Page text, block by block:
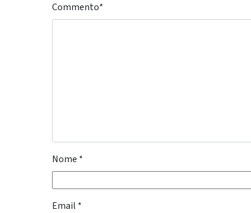
Commento*
Nome *
Email *